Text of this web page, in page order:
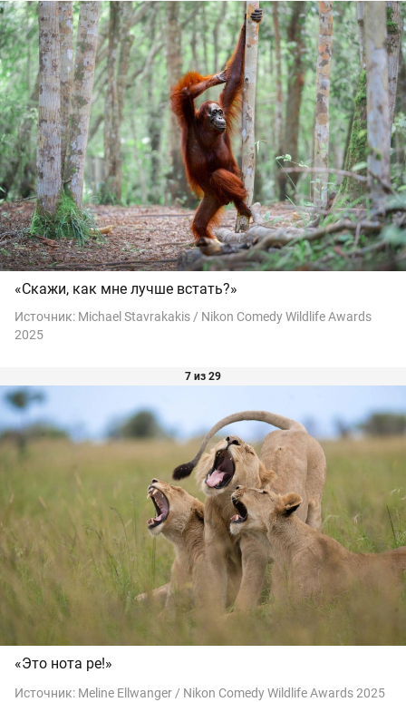
«Скажи, как мне лучше встать?»
Источник: Michael Stavrakakis / Nikon Comedy Wildlife Awards
2025
7 из 29
«Это нота ре!»
Источник: Meline Ellwanger / Nikon Comedy Wildlife Awards 2025